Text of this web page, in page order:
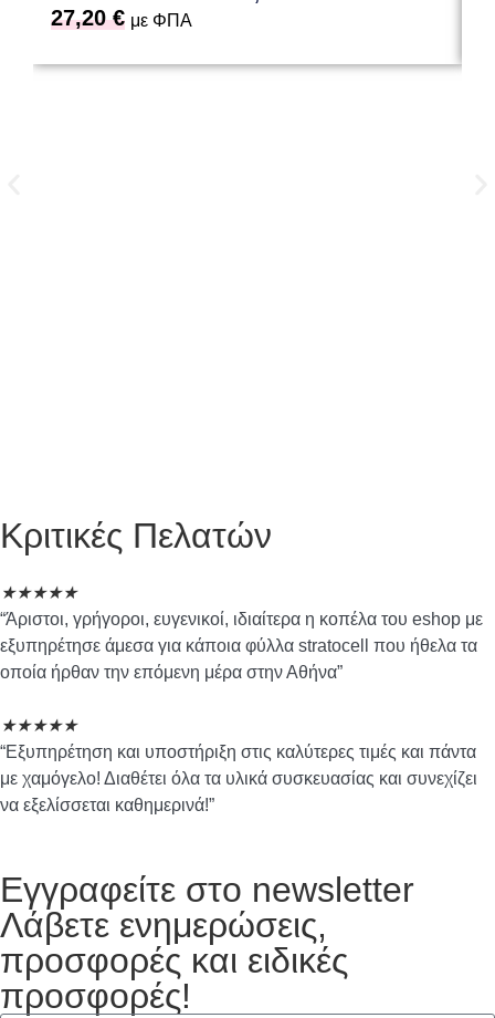
27,20€ με ΦΠΑ
Κριτικές Πελατών
★★★★★
“Άριστοι, γρήγοροι, ευγενικοί, ιδιαίτερα η κοπέλα του eshop με
εξυπηρέτησε άμεσα για κάποια φύλλα stratocell που ήθελα τα
οποία ήρθαν την επόμενη μέρα στην Αθήνα”
★★★★★
“Εξυπηρέτηση και υποστήριξη στις καλύτερες τιμές και πάντα
με χαμόγελο! Διαθέτει όλα τα υλικά συσκευασίας και συνεχίζει
να εξελίσσεται καθημερινά!”
Εγγραφείτε στο newsletter
Λάβετε ενημερώσεις,
προσφορές και ειδικές
προσφορές!